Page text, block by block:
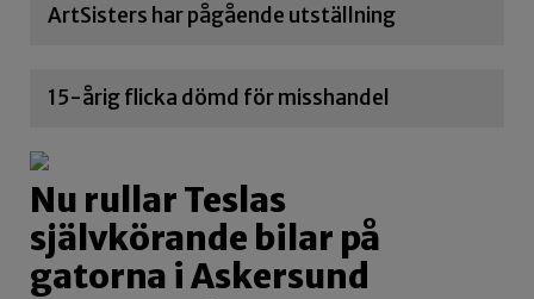
ArtSisters har pågående utställning
15-årig flicka dömd för misshandel
Nu rullar Teslas
självkörande bilar på
gatorna i Askersund